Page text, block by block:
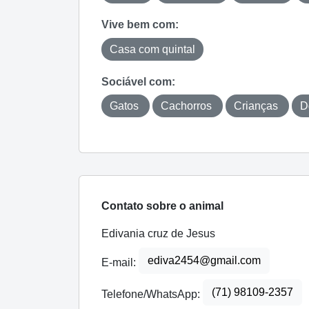
Vive bem com:
Casa com quintal
Sociável com:
Gatos Cachorros Crianças
Contato sobre o animal
Edivania cruz de Jesus
E-mail: ediva2454@gmail.com
Telefone/WhatsApp: (71) 98109-2357